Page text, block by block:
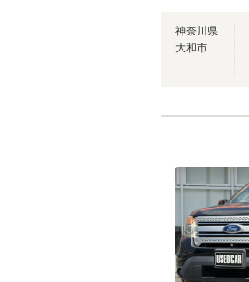
神奈川県
大和市